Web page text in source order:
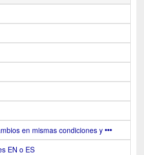
en mismas condiciones y
EN o ES